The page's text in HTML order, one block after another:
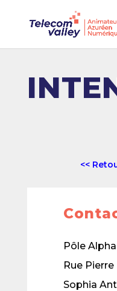
<<
Pôle
Rue
Sophia